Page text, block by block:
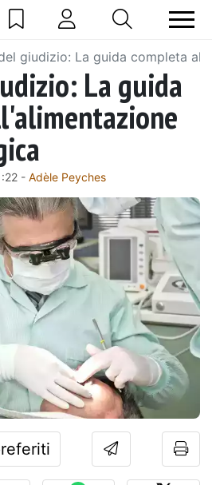
giudizio: La guida completa
La guida
- Adèle Peyches